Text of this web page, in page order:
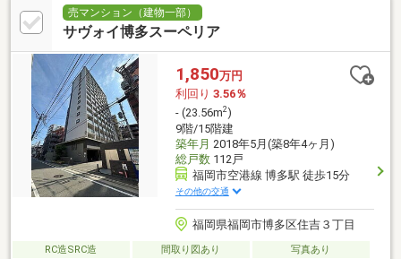
売マンション（建物一部）
サヴォイ博多スーペリア
1,850万円
利回り 3.56％
- (23.56m2)
9階/15階建
築年月 2018年5月(築8年4ヶ月)
総戸数112戸
福岡市空港線 博多駅 徒歩15分
その他の交通
福岡県福岡市博多区住吉３丁目
RC造SRC造 間取り図あり
写真あり